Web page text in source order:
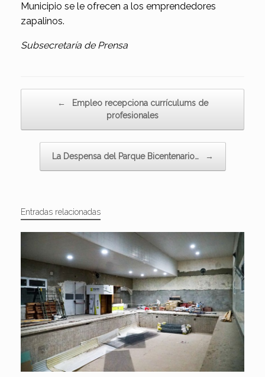
Municipio se le ofrecen a los emprendedores
zapalinos.
Subsecretaría de Prensa
←
Empleo recepciona currículums de
profesionales
La Despensa del Parque Bicentenario… →
Entradas relacionadas